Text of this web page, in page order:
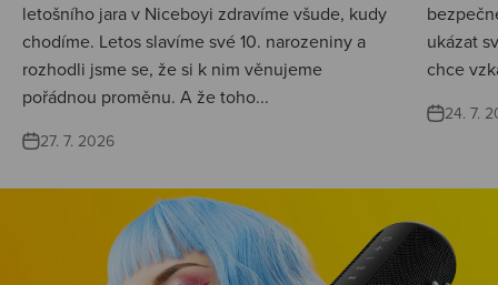
letošního jara v Niceboyi zdravíme všude, kudy
chodíme. Letos slavíme své 10. narozeniny a
rozhodli jsme se, že si k nim věnujeme
pořádnou proměnu. A že toho...
27. 7. 2026
ukázat
chce
24. 7.